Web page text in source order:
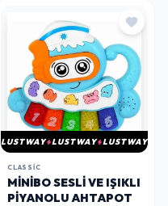
LUSTWAY LUSTWAY LUSTWAY
CLASSIC
MINIBO SESLI VE IŞIKLI
PIYANOLU AHTAPOT